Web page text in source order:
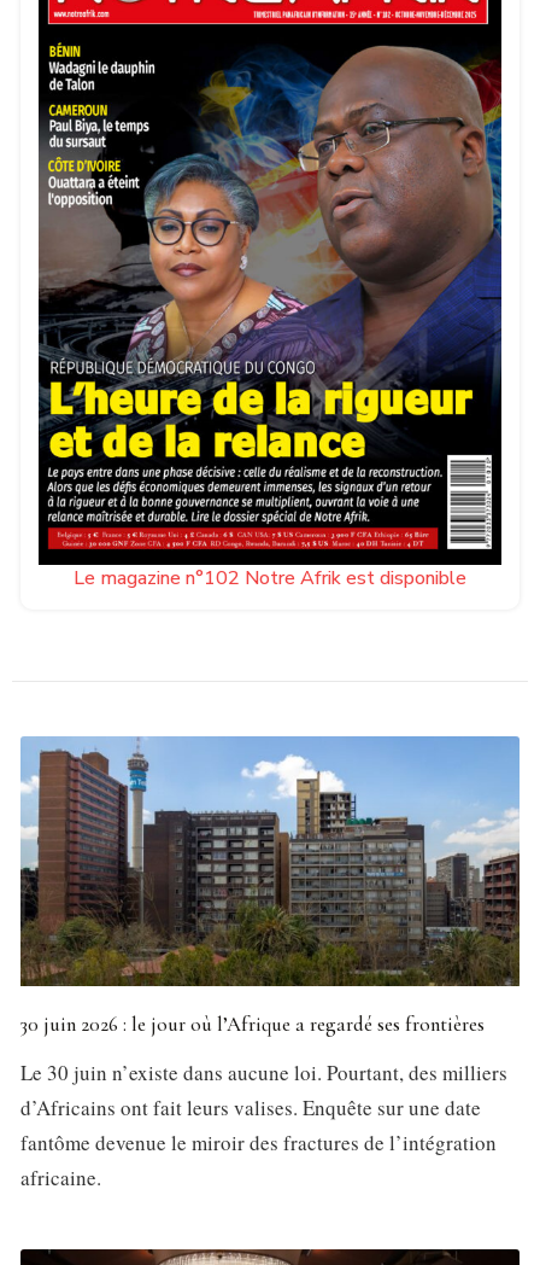
Le magazine n°102 Notre Afrik est disponible
30 juin 2026 : le jour où l’Afrique a regardé ses frontières
Le 30 juin n’existe dans aucune loi. Pourtant, des milliers
d’Africains ont fait leurs valises. Enquête sur une date
fantôme devenue le miroir des fractures de l’intégration
africaine.